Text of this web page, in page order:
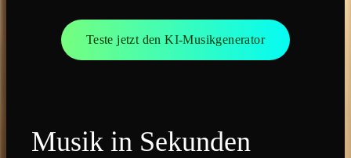
Teste jetzt den KI-Musikgenerator
Musik in Sekunden